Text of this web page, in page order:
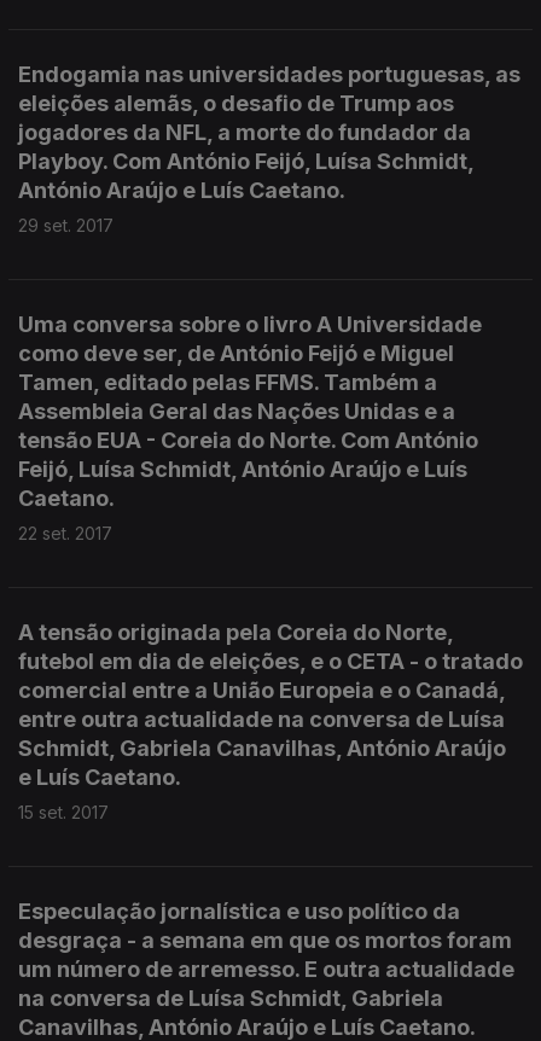
Endogamia nas universidades portuguesas, as
eleições alemãs, o desafio de Trump aos
jogadores da NFL, a morte do fundador da
Playboy. Com António Feijó, Luísa Schmidt,
António Araújo e Luís Caetano.
29 set. 2017
Uma conversa sobre o livro A Universidade
como deve ser, de António Feijó e Miguel
Tamen, editado pelas FFMS. Também a
Assembleia Geral das Nações Unidas e a
tensão EUA - Coreia do Norte. Com António
Feijó, Luísa Schmidt, António Araújo e Luís
Caetano.
22 set. 2017
A tensão originada pela Coreia do Norte,
futebol em dia de eleições, e o CETA - o tratado
comercial entre a União Europeia e o Canadá,
entre outra actualidade na conversa de Luísa
Schmidt, Gabriela Canavilhas, António Araújo
e Luís Caetano.
15 set. 2017
Especulação jornalística e uso político da
desgraça - a semana em que os mortos foram
um número de arremesso. E outra actualidade
na conversa de Luísa Schmidt, Gabriela
Canavilhas, António Araújo e Luís Caetano.